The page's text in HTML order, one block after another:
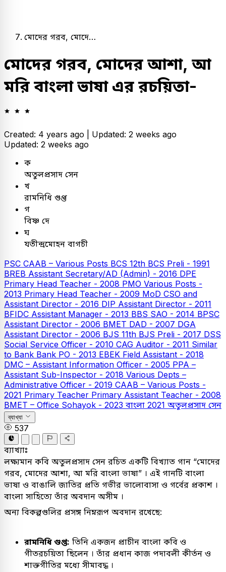
মোদের গরব, মোদে…
মোদের গরব, মোদের আশা, আ
মরি বাংলা ভাষা এর রচয়িতা-
Created: 4 years ago | Updated: 2 weeks ago
Updated: 2 weeks ago
ক
অতুলপ্রসাদ সেন
খ
রামনিধি গুপ্ত
গ
বিষ্ণ দে
ঘ
যতীন্দ্রমোহন বাগচী
PSC CAAB – Various Posts BCS 12th BCS Preli - 1991
BREB Assistant Secretary/AD (Admin) - 2016 DPE
Primary Head Teacher - 2008 PMO Various Posts -
2013 Primary Head Teacher - 2009 MoD CSO and
Assistant Director - 2016 DIP Assistant Director - 2011
BFIDC Assistant Manager - 2013 BBS SAO - 2014 BPSC
Assistant Director - 2006 BMET DAD - 2007 DGA
Assistant Director - 2006 BJS 11th BJS Preli - 2017 DSS
Social Service Officer - 2010 CAG Auditor - 2011 Similar
to Bank Bank PO - 2013 EBEK Field Assistant - 2018
DMC – Assistant Information Officer - 2005 PPA –
Assistant Sub-Inspector - 2018 Various Depts –
Administrative Officer - 2019 CAAB – Various Posts -
2021 Primary Teacher Primary Assistant Teacher - 2008
BMET – Office Sohayok - 2023 বাংলা 2021 অতুলপ্রসাদ সেন
ব্যাখ্যা
537
ব্যাখ্যাঃ
লক্ষ্যমান কবি অতুলপ্রসাদ সেন রচিত একটি বিখ্যাত গান “মোদের
গরব, মোদের আশা, আ মরি বাংলা ভাষা” । এই গানটি বাংলা
ভাষা ও বাঙালি জাতির প্রতি গভীর ভালোবাসা ও গর্বের প্রকাশ ।
বাংলা সাহিত্যে তাঁর অবদান অসীম ।
অন্য বিকল্পগুলির প্রসঙ্গ নিম্নরূপ অবদান রখেছে:
রামনিধি গুপ্ত: তিনি একজন প্রাচীন বাংলা কবি ও
গীতরচয়িতা ছিলেন । তাঁর প্রধান কাজ পদাবলী কীর্তন ও
শাক্তগীতির মধ্যে সীমাবদ্ধ ।